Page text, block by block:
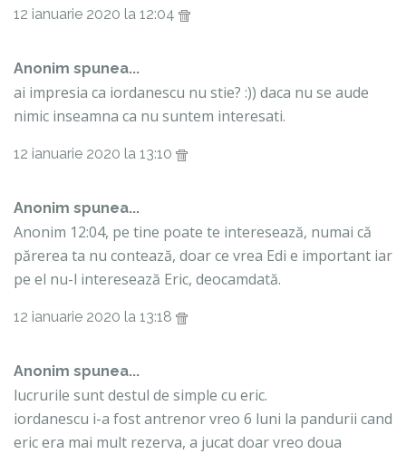
12 ianuarie 2020 la 12:04
Anonim spunea...
ai impresia ca iordanescu nu stie? :)) daca nu se aude
nimic inseamna ca nu suntem interesati.
12 ianuarie 2020 la 13:10
Anonim spunea...
Anonim 12:04, pe tine poate te interesează, numai că
părerea ta nu contează, doar ce vrea Edi e important iar
pe el nu-l interesează Eric, deocamdată.
12 ianuarie 2020 la 13:18
Anonim spunea...
lucrurile sunt destul de simple cu eric.
iordanescu i-a fost antrenor vreo 6 luni la pandurii cand
eric era mai mult rezerva, a jucat doar vreo doua